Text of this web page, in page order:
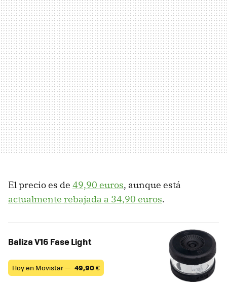
El precio es de 49,90 euros, aunque está
actualmente rebajada a 34,90 euros.
Baliza V16 Fase Light
Hoy en Movistar — 49,90€